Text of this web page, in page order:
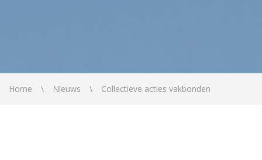
Home Nieuws Collectieve acties vakbonden